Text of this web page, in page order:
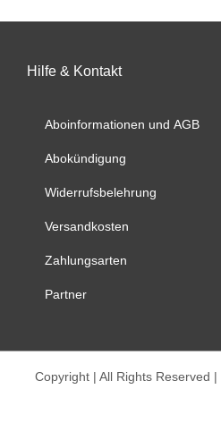
Die
können
der
werden
Hilfe & Kontakt
Aboinformationen und AGB
Abokündigung
Widerrufsbelehrung
Versandkosten
Zahlungsarten
Partner
Copyright | All Rights Reserved |